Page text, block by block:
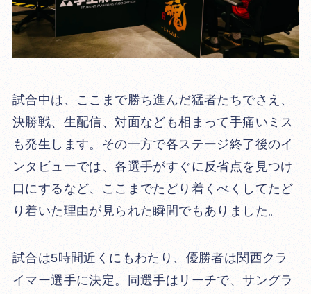
試合中は、ここまで勝ち進んだ猛者たちでさえ、
決勝戦、生配信、対面なども相まって手痛いミス
も発生します。その一方で各ステージ終了後のイ
ンタビューでは、各選手がすぐに反省点を見つけ
口にするなど、ここまでたどり着くべくしてたど
り着いた理由が見られた瞬間でもありました。
試合は5時間近くにもわたり、優勝者は関西クラ
イマー選手に決定。同選手はリーチで、サングラ